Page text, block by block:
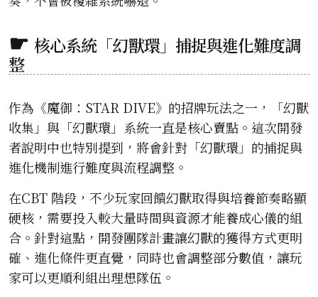
核心系統「幻獸環」捕捉與進化難度調
整
作為《魔御：STAR DIVE》的招牌玩法之一，「幻獸
收集」與「幻獸環」系統一直是核心賣點。這次開發
者說明中也特別提到，將會針對「幻獸環」的捕捉與
進化機制進行難度與流程調整。
在CBT 階段，不少玩家回饋幻獸取得與培養節奏略顯
硬核，需要投入較大量時間與資源才能養成心儀的組
合。針對這點，開發團隊計畫讓幻獸的獲得方式更明
確、進化條件更直覺，同時也會調整部分數值，讓玩
家可以更順利組出理想隊伍。